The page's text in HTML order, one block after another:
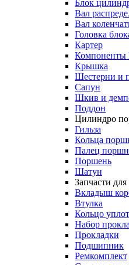
Блок
Вал
Вал
Головка
Картер
Компоненты
Крышка
Шестерни и
Сапун
Шкив и
Поддон
Цилиндро
Гильза
Кольца
Палец
Поршень
Шатун
Запчасти
Вкладыш
Втулка
Кольцо
Набор
Прокладки
Подшипник
Ремкомплект